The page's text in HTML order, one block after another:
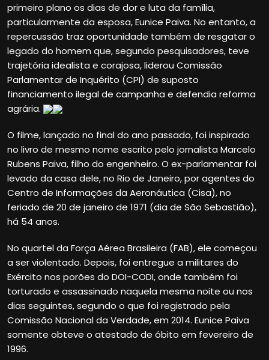
primeiro plano os dias de dor e luta da família,
particularmente da esposa, Eunice Paiva. No entanto, a
repercussão traz oportunidade também de resgatar o
legado do homem que, segundo pesquisadores, teve
trajetória idealista e corajosa, liderou Comissão
Parlamentar de Inquérito (CPI) de suposto
financiamento ilegal de campanha e defendia reforma
agrária.
O filme, lançado no final do ano passado, foi inspirado
no livro de mesmo nome escrito pelo jornalista Marcelo
Rubens Paiva, filho do engenheiro. O ex-parlamentar foi
levado da casa dele, no Rio de Janeiro, por agentes do
Centro de Informações da Aeronáutica (Cisa), no
feriado de 20 de janeiro de 1971 (dia de São Sebastião),
há 54 anos.
No quartel da Força Aérea Brasileira (FAB), ele começou
a ser violentado. Depois, foi entregue a militares do
Exército nos porões do DOI-CODI, onde também foi
torturado e assassinado naquela mesma noite ou nos
dias seguintes, segundo o que foi registrado pela
Comissão Nacional da Verdade, em 2014. Eunice Paiva
somente obteve o atestado de óbito em fevereiro de
1996.